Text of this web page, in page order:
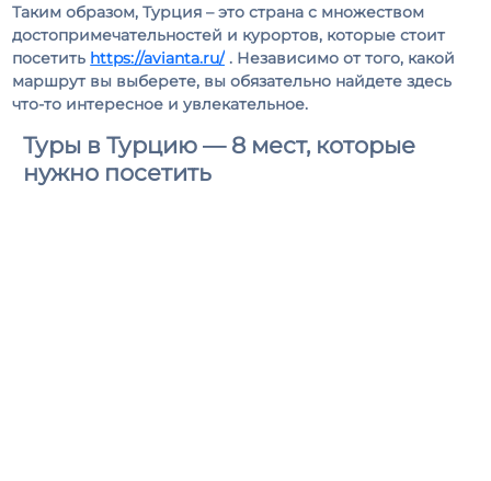
Таким образом, Турция – это страна с множеством
достопримечательностей и курортов, которые стоит
посетить https://avianta.ru/ . Независимо от того, какой
маршрут вы выберете, вы обязательно найдете здесь
что-то интересное и увлекательное.
Туры в Турцию — 8 мест, которые
нужно посетить